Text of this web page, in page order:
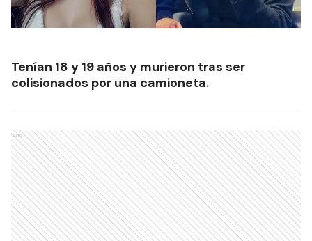
Tenían 18 y 19 años y murieron tras ser
colisionados por una camioneta.
Ads